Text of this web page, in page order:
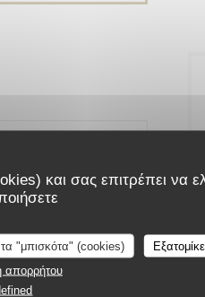
και σας επιτρέπει να
"μπισκότα" (cookies)
απορρήτου